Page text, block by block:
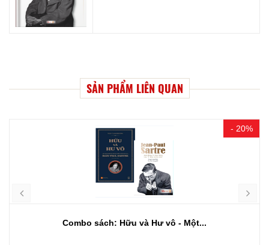
SẢN PHẨM LIÊN QUAN
- 20%
Combo sách: Hữu và Hư vô - Một...